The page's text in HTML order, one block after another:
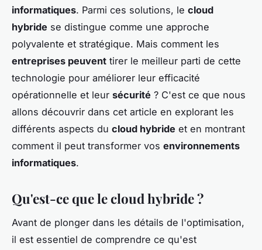
informatiques. Parmi ces solutions, le cloud
hybride se distingue comme une approche
polyvalente et stratégique. Mais comment les
entreprises peuvent tirer le meilleur parti de cette
technologie pour améliorer leur efficacité
opérationnelle et leur sécurité ? C'est ce que nous
allons découvrir dans cet article en explorant les
différents aspects du cloud hybride et en montrant
comment il peut transformer vos environnements
informatiques.
Qu'est-ce que le cloud hybride ?
Avant de plonger dans les détails de l'optimisation,
il est essentiel de comprendre ce qu'est